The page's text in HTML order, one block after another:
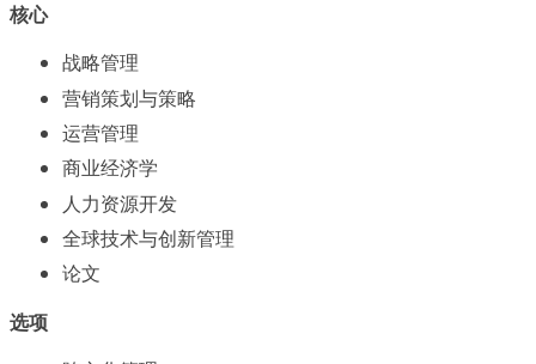
核心
战略管理
营销策划与策略
运营管理
商业经济学
人力资源开发
全球技术与创新管理
论文
选项